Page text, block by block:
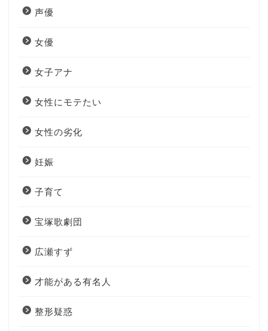
声優
女優
女子アナ
女性にモテたい
女性の劣化
妊娠
子育て
宝塚歌劇団
広瀬すず
才能がある有名人
整形疑惑